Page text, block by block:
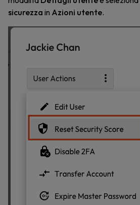
sicurezza in Azioni utente.